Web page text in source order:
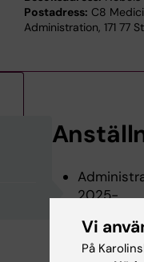
Postadress: C8
Administration, 171 77
2025-
HR-
Vi
På